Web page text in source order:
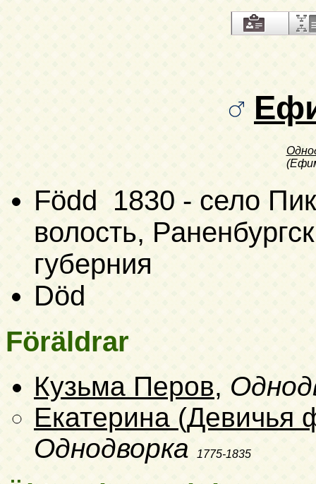
Född 1830 - село
волость,
губерния
Död
Föräldrar
Кузьма Перов,
Екатерина (Девичья
Однодворка
1775-1835